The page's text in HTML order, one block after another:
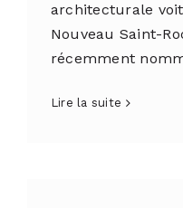
architecturale
Nouveau Saint-
récemment
Lire la suite